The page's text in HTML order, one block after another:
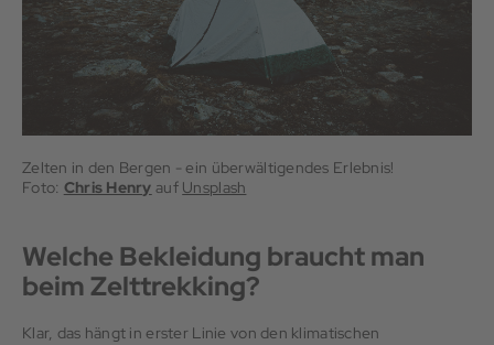
Zelten in den Bergen - ein überwältigendes Erlebnis!
Foto: Chris Henry auf Unsplash
Welche Bekleidung braucht man
beim Zelttrekking?
Klar, das hängt in erster Linie von den klimatischen